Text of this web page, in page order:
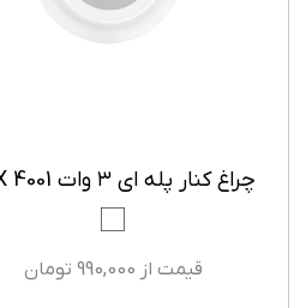
چراغ کنار پله ای ۳ وات PLX 4001
قیمت از 990,000 تومان